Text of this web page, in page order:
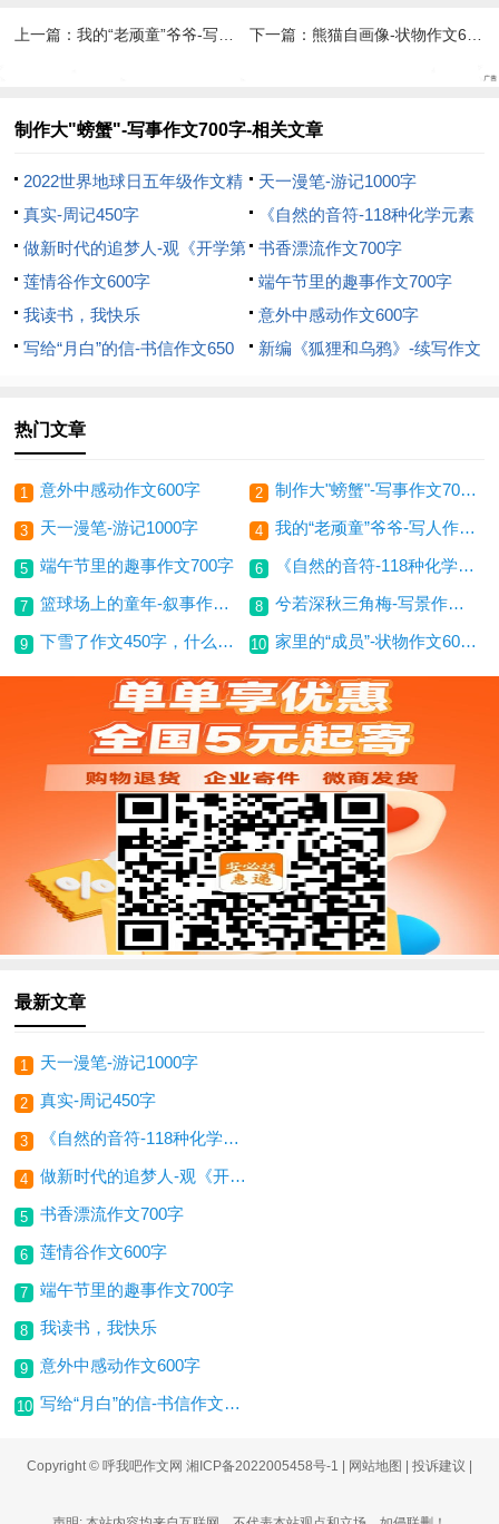
上一篇：我的“老顽童”爷爷-写人作文600字 下一篇： 熊猫自画像-状物作文600字
制作大"螃蟹"-写事作文700字-相关文章
2022世界地球日五年级作文精
选5篇
天一漫笔-游记1000字
真实-周记450字
《自然的音符-118种化学元素
的故事》读后感-读后感450字
做新时代的追梦人-观《开学第
一课》有感600字
书香漂流作文700字
莲情谷作文600字
端午节里的趣事作文700字
我读书，我快乐
意外中感动作文600字
写给“月白”的信-书信作文650
新编《狐狸和乌鸦》-续写作文
热门文章
1 意外中感动作文600字 2 制作大"螃蟹"-写事作文700字
3 天一漫笔-游记1000字 4 我的“老顽童”爷爷-写人作文600字
5 端午节里的趣事作文700字 6 《自然的音符-118种化学元素的故事》读后感-读后感450字
7 篮球场上的童年-叙事作文600字 8 兮若深秋三角梅-写景作文600字
9 下雪了作文450字，什么时候下雪 10 家里的“成员”-状物作文600字
最新文章
1 天一漫笔-游记1000字
2 真实-周记450字
3 《自然的音符-118种化学元素的故事》读后感-读后感450字
4 做新时代的追梦人-观《开学第一课》有感600字
5 书香漂流作文700字
6 莲情谷作文600字
7 端午节里的趣事作文700字
8 我读书，我快乐
9 意外中感动作文600字
10 写给“月白”的信-书信作文650字
Copyright © 呼我吧作文网 湘ICP备2022005458号-1 网站地图 投诉建议